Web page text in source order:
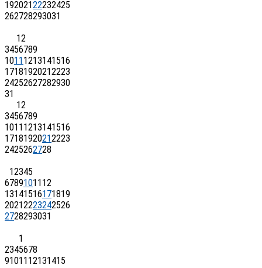
19202122232425
262728293031
12
3456789
10111213141516
17181920212223
24252627282930
31
12
3456789
10111213141516
17181920212223
2425262728
12345
6789101112
13141516171819
20212223242526
2728293031
1
2345678
9101112131415